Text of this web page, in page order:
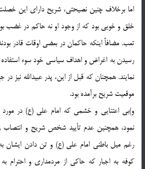
اما برخلاف چنین نصیحتی، شریح دارای این
خلق و خویی بود که از وجود او نه حاکم در غضب
تعب. مضافاً اینکه حاکمان در بعضی اوقات قادر
رسیدن به اغراض و اهداف سیاسی خود سوء استفاده
نمایند. همچنان که قبل از این، پدر عبیدالله نیز
موقعیت شریح برآمده بود.
و)بی اعتنایی و خشمی که امام علی (ع) در
نمود، همچنین عدم تأیید شخص شریح و
رغم میل باطنی امام علی (ع) و تن دادن ایشان
کوفه به اجبار که حاکی از مردمداری و احترام